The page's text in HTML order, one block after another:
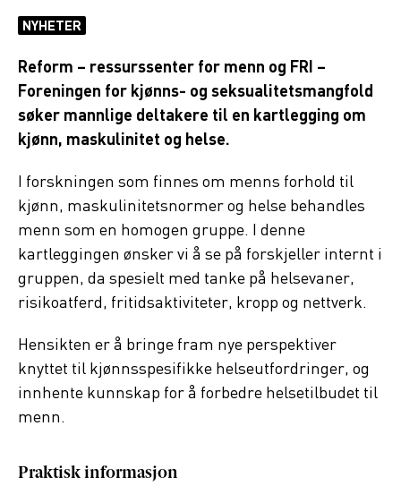
NYHETER
Reform – ressurssenter for menn og FRI –
Foreningen for kjønns- og seksualitetsmangfold
søker mannlige deltakere til en kartlegging om
kjønn, maskulinitet og helse.
I forskningen som finnes om menns forhold til
kjønn, maskulinitetsnormer og helse behandles
menn som en homogen gruppe. I denne
kartleggingen ønsker vi å se på forskjeller internt i
gruppen, da spesielt med tanke på helsevaner,
risikoatferd, fritidsaktiviteter, kropp og nettverk.
Hensikten er å bringe fram nye perspektiver
knyttet til kjønnsspesifikke helseutfordringer, og
innhente kunnskap for å forbedre helsetilbudet til
menn.
Praktisk informasjon